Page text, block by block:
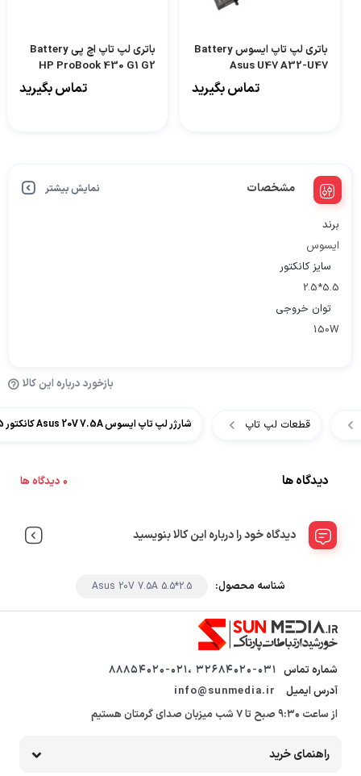
باتری لپ تاپ ایسوس Battery
Asus U47 A32-U47
تماس بگیرید
باتری لپ تاپ اچ پی Battery
HP ProBook 430 G1 G2
تماس بگیرید
مشخصات نمایش بیشتر
برند
ایسوس
سایز کانکتور
5.5*2.5
توان خروجی
150W
بازخورد درباره این کالا
قطعات لپ تاپ شارژر لپ تاپ ایسوس Asus 20V 7.5A کانکتور 2.5*5.5
دیدگاه ها 0 دیدگاه ها
دیدگاه خود را درباره این کالا بنویسید
شناسه محصول: Asus 20V 7.5A 5.5*2.5
شماره تماس 32684020-031 ،88854020-021
آدرس ایمیل
از ساعت 9:30 صبح تا 7 شب میزبان صدای گرمتان هستیم
راهنمای خرید